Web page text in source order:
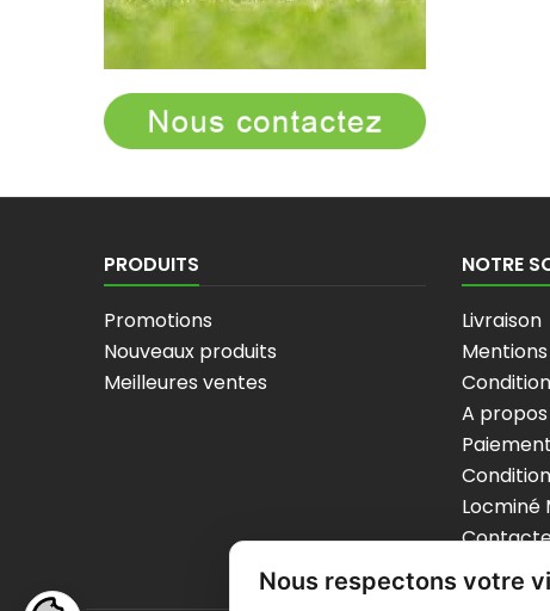
PRODUITS
Promotions
Nouveaux produits
Meilleures ventes
NOTRE
Livraison
A propos
Locminé
sitemap
Nous respectons votre